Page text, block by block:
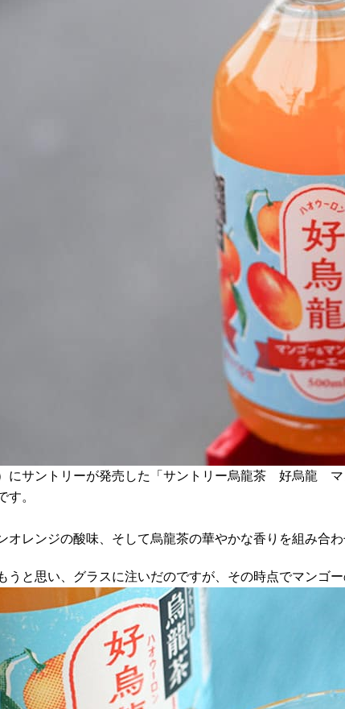
にサントリーが発売した「サントリー烏龍茶 好烏龍
す。
レンジの酸味、そして烏龍茶の華やかな香りを組み合
と思い、グラスに注いだのですが、その時点でマンゴー